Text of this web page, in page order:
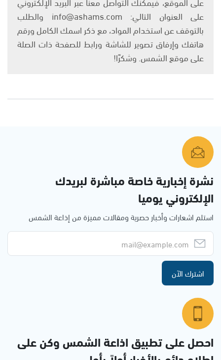
على العنوان التالي: info@ashams.com والطلب
بالتوقف عن استخدام المواد، مع ذكر اسمك الكامل ورقم
هاتفك وإرفاق تصوير للشاشة ورابط للصفحة ذات الصلة
على موقع الشمس. وشكرًا!
نشرة إخبارية خاصة مباشرة لبريدك
الإلكتروني يوميا
استلم اشعارات وأخبار حصرية ومقالات مميزة من إذاعة الشمس
اشترك الآن
احصل على تطبيق اذاعة الشمس وكن على